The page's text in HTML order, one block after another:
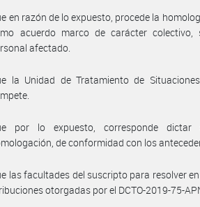
en razón de lo expuesto, procede la
acuerdo marco de carácter colectivo,
afectado.
la Unidad de Tratamiento de
por lo expuesto, corresponde
de conformidad con los
las facultades del suscripto para resolver
otorgadas por el DCTO-2019-75-